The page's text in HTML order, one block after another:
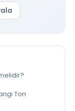
Ton